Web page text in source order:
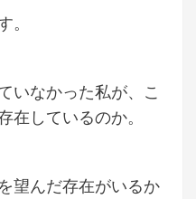
。
いなかった私が、こ
在しているのか。
望んだ存在がいるか